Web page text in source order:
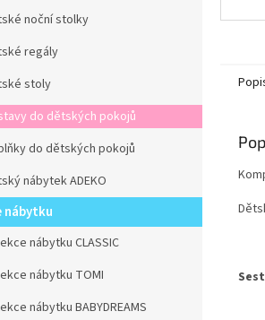
noční stolky
regály
stoly
do dětských pokojů
do dětských pokojů
nábytek ADEKO
nábytku
nábytku CLASSIC
nábytku TOMI
nábytku BABYDREAMS